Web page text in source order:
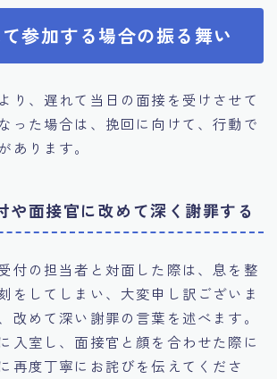
参加する場合の振る舞い
り、遅れて当日の面接を受けさせて
った場合は、挽回に向けて、行動で
あります。
や面接官に改めて深く謝罪する
付の担当者と対面した際は、息を整
をしてしまい、大変申し訳ございま
改めて深い謝罪の言葉を述べます。
入室し、面接官と顔を合わせた際に
再度丁寧にお詫びを伝えてくださ